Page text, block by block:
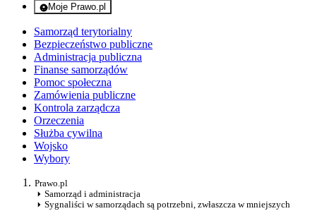
Moje Prawo.pl
- rejestracja i logowanie do serwisu
Samorząd terytorialny
Bezpieczeństwo publiczne
Administracja publiczna
Finanse samorządów
Pomoc społeczna
Zamówienia publiczne
Kontrola zarządcza
Orzeczenia
Służba cywilna
Wojsko
Wybory
Prawo.pl
Samorząd i administracja
Sygnaliści w samorządach są potrzebni, zwłaszcza w mniejszych